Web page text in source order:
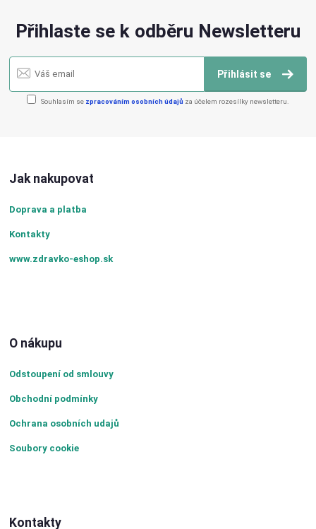
Přihlaste se k odběru Newsletteru
Přihlásit se
Souhlasím se zpracováním osobních údajů za účelem rozesílky newsletteru.
Jak nakupovat
Doprava a platba
Kontakty
www.zdravko-eshop.sk
O nákupu
Odstoupení od smlouvy
Obchodní podmínky
Ochrana osobních udajů
Soubory cookie
Kontakty